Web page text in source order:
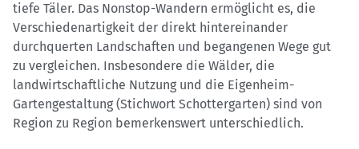
tiefe Täler. Das Nonstop-Wandern ermöglicht es, die
Verschiedenartigkeit der direkt hintereinander
durchquerten Landschaften und begangenen Wege gut
zu vergleichen. Insbesondere die Wälder, die
landwirtschaftliche Nutzung und die Eigenheim-
Gartengestaltung (Stichwort Schottergarten) sind von
Region zu Region bemerkenswert unterschiedlich.